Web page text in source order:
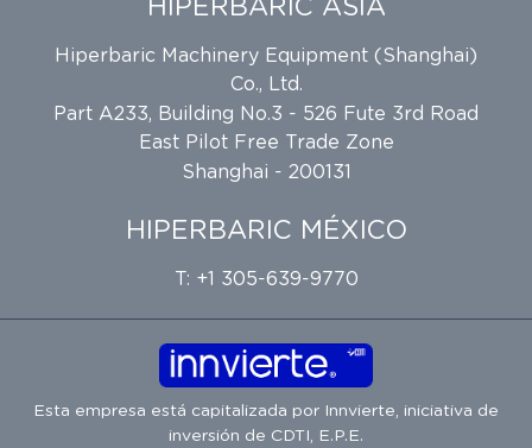
HIPERBARIC ASIA
Hiperbaric Machinery Equipment (Shanghai)
Co., Ltd.
Part A233, Building No.3 - 526 Fute 3rd Road
East Pilot Free Trade Zone
Shanghai - 200131
HIPERBARIC MÉXICO
T: +1 305-639-9770
Esta empresa está capitalizada por Innvierte , iniciativa de
inversión de CDTI, E.P.E.